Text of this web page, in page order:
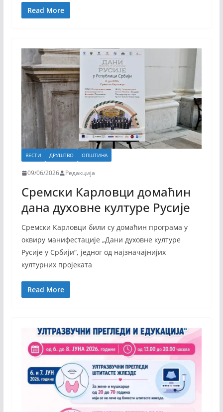
Read More
ВЕСТИ ДРУШТВО ОПШТИНА
09/06/2026 Редакција
Сремски Карловци домаћин
дана духовне културе Русије
Сремски Карловци били су домаћин програма у
оквиру манифестације „Дани духовне културе
Русије у Србији“, једног од најзначајнијих
културних пројеката
Read More